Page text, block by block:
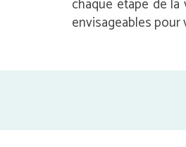
chaque étape de
envisageables